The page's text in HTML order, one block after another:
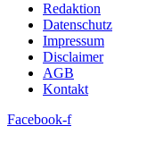
Redaktion
Datenschutz
Impressum
Disclaimer
AGB
Kontakt
Facebook-f